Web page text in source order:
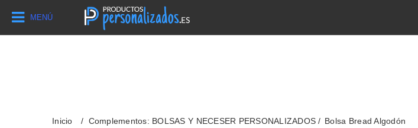
MENÚ
Inicio Complementos: BOLSAS Y NECESER PERSONALIZADOS Bolsa Bread Algodón